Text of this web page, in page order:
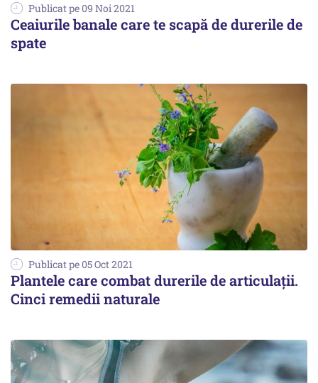
Publicat pe 09 Noi 2021
Ceaiurile banale care te scapă de durerile de
spate
Publicat pe 05 Oct 2021
Plantele care combat durerile de articulaţii.
Cinci remedii naturale